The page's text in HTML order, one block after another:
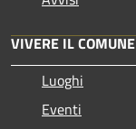
VIVERE IL COMUNE
Luoghi
Eventi